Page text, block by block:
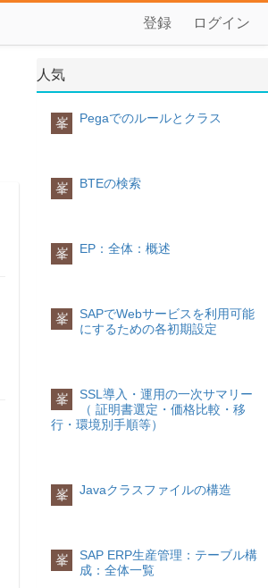
登録 ログイン
人気
峯 Pegaでのルールとクラス
峯 BTEの検索
峯 EP：全体：概述
峯
SAPでWebサービスを利用可能
にするための各初期設定
峯
SSL導入・運用の一次サマリー
（ 証明書選定・価格比較・移
行・環境別手順等）
峯 Javaクラスファイルの構造
峯
SAP ERP生産管理：テーブル構
成：全体一覧